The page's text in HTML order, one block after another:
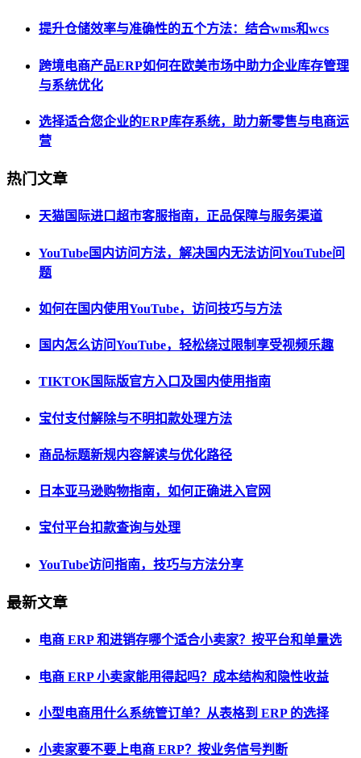
提升仓储效率与准确性的五个方法：结合wms和wcs
跨境电商产品ERP如何在欧美市场中助力企业库存管理
与系统优化
选择适合您企业的ERP库存系统，助力新零售与电商运
营
热门文章
天猫国际进口超市客服指南，正品保障与服务渠道
YouTube国内访问方法，解决国内无法访问YouTube问
题
如何在国内使用YouTube，访问技巧与方法
国内怎么访问YouTube，轻松绕过限制享受视频乐趣
TIKTOK国际版官方入口及国内使用指南
宝付支付解除与不明扣款处理方法
商品标题新规内容解读与优化路径
日本亚马逊购物指南，如何正确进入官网
宝付平台扣款查询与处理
YouTube访问指南，技巧与方法分享
最新文章
电商 ERP 和进销存哪个适合小卖家？按平台和单量选
电商 ERP 小卖家能用得起吗？成本结构和隐性收益
小型电商用什么系统管订单？从表格到 ERP 的选择
小卖家要不要上电商 ERP？按业务信号判断